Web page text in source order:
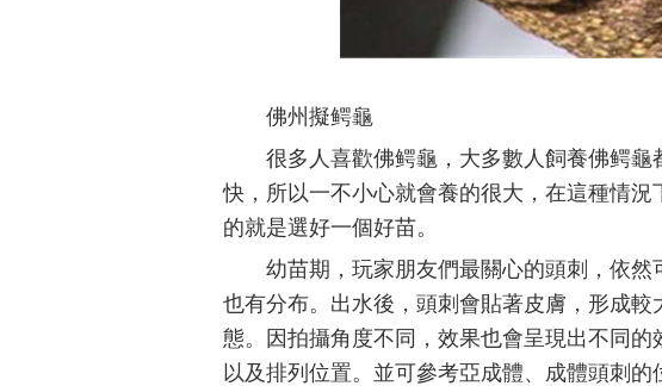
佛州擬鳄龜
很多人喜歡佛鳄龜，大多數人飼養佛鳄
快，所以一不小心就會養的很大，在這種情
的就是選好一個好苗。
幼苗期，玩家朋友們最關心的頭刺，依
也有分布。出水後，頭刺會貼著皮膚，形成
態。因拍攝角度不同，效果也會呈現出不同的
以及排列位置。並可參考亞成體、成體頭刺